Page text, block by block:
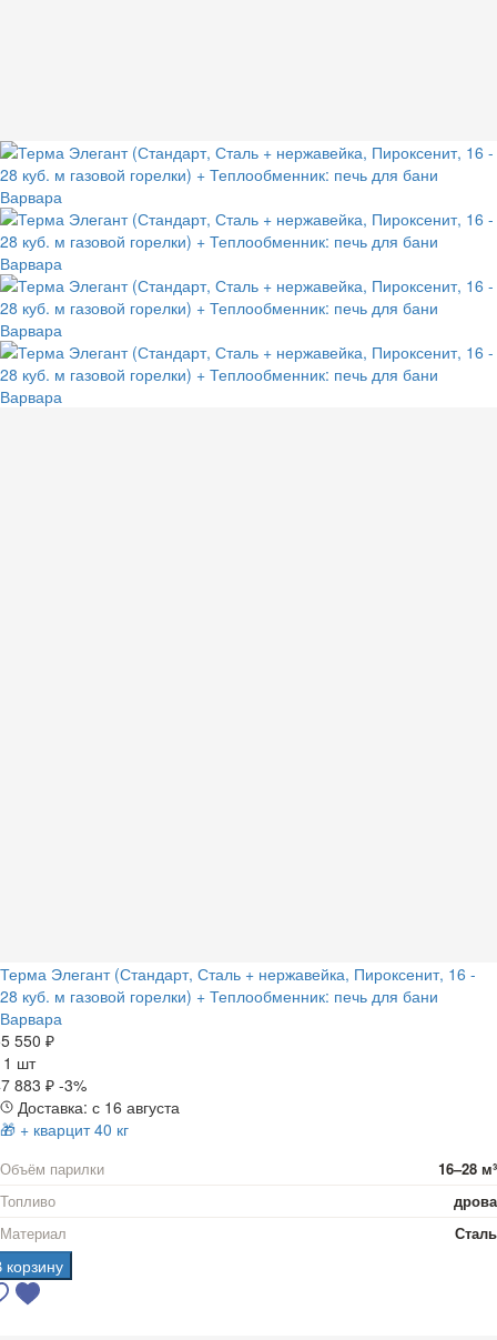
Терма Элегант (Стандарт, Сталь + нержавейка, Пироксенит, 16 -
28 куб. м газовой горелки) + Теплообменник: печь для бани
Варвара
550 ₽
1 шт
883 ₽ -3%
Доставка: с 16 августа
🎁 + кварцит 40 кг
Объём парилки
16–28 м³
Топливо
дрова
Материал
Сталь
корзину